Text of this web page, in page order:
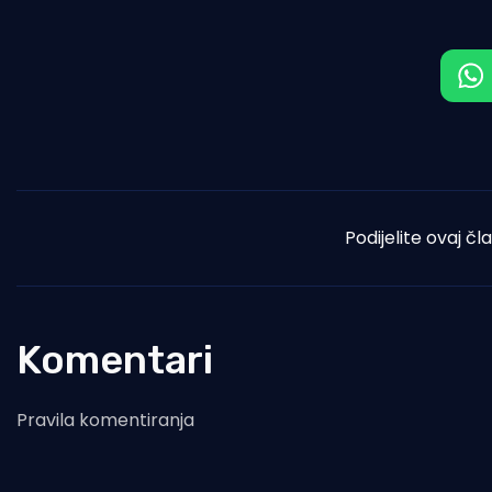
Podijelite ovaj
Komentari
Pravila komentiranja